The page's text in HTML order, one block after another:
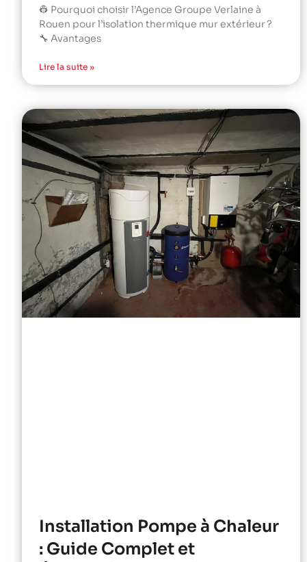
👷 Pourquoi choisir l’Agence Groupe Verlaine à
Rouen pour l’isolation thermique mur extérieur ?
🔧 Avantages
Lire la suite »
Installation Pompe à Chaleur
: Guide Complet et